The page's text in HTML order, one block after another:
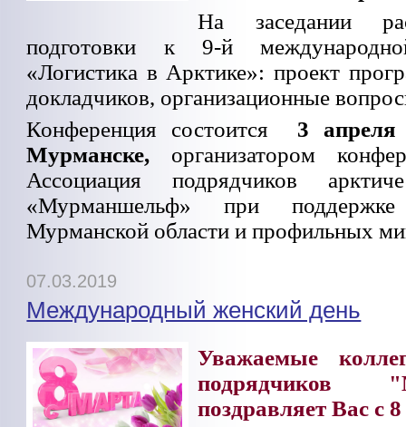
На заседании
подготовки к 9-й
«Логистика в Арктике»: проект
докладчиков, организационные
Конференция состоится 3
Мурманске, организатором
Ассоциация подрядчиков
«Мурманшельф» при поддержке
Мурманской области и профильных
07.03.2019
Международный женский день
Уважаемые
подрядчиков
поздравляет Вас с